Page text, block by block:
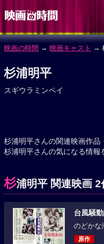
映画の時間 → 映画キャスト →
杉浦明平
スギウラミンペイ
杉浦明平さんの関連映画作品
杉浦明平さんの気になる情報
杉浦明平 関連映画 2
台風騒
のどかな
原作